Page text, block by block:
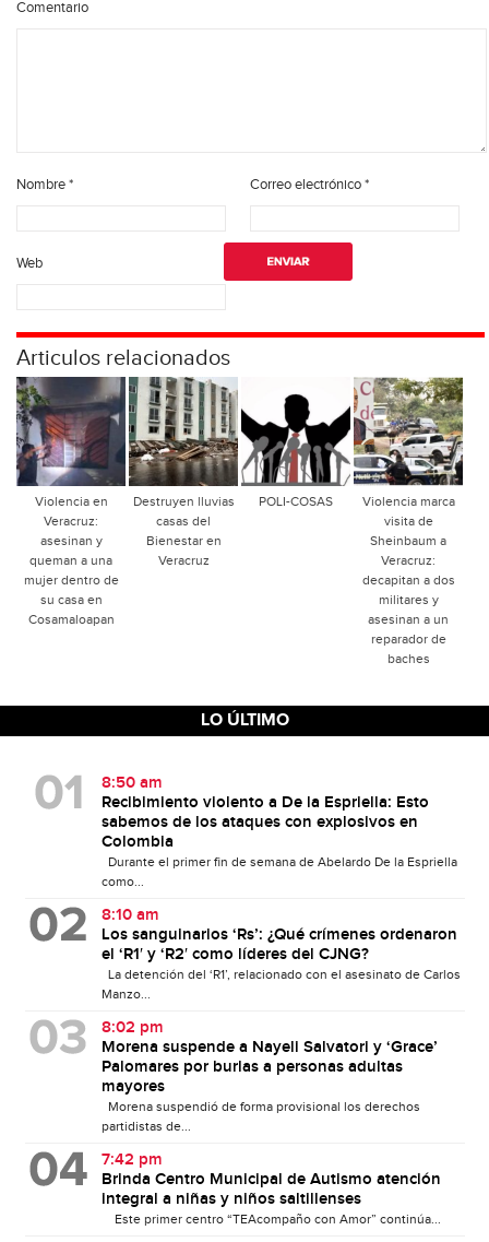
Comentario
Nombre* Correo electrónico*
Web
Articulos relacionados
Violencia en
Veracruz:
asesinan y
queman a una
mujer dentro de
su casa en
Cosamaloapan
Destruyen lluvias
casas del
Bienestar en
Veracruz
POLI-COSAS
Violencia marca
visita de
Sheinbaum a
Veracruz:
decapitan a dos
militares y
asesinan a un
reparador de
baches
LO ÚLTIMO
8:50 am
Recibimiento violento a De la Espriella: Esto
sabemos de los ataques con explosivos en
Colombia
Durante el primer fin de semana de Abelardo De la Espriella
como...
8:10 am
Los sanguinarios ‘Rs’: ¿Qué crímenes ordenaron
el ‘R1′ y ‘R2′ como líderes del CJNG?
La detención del ‘R1’, relacionado con el asesinato de Carlos
Manzo...
8:02 pm
Morena suspende a Nayeli Salvatori y ‘Grace’
Palomares por burlas a personas adultas
mayores
Morena suspendió de forma provisional los derechos
partidistas de...
7:42 pm
Brinda Centro Municipal de Autismo atención
integral a niñas y niños saltillenses
Este primer centro “TEAcompaño con Amor” continúa...